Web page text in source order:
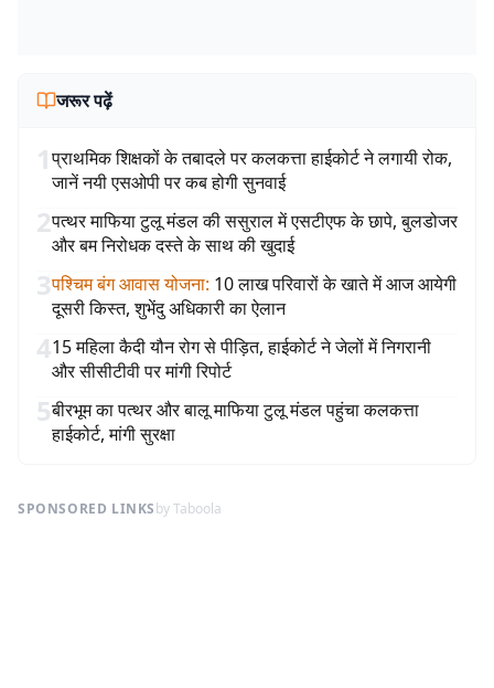
जरूर पढ़ें
1प्राथमिक शिक्षकों के तबादले पर कलकत्ता हाईकोर्ट ने लगायी रोक,
जानें नयी एसओपी पर कब होगी सुनवाई
2पत्थर माफिया टुलू मंडल की ससुराल में एसटीएफ के छापे, बुलडोजर
और बम निरोधक दस्ते के साथ की खुदाई
3पश्चिम बंग आवास योजना: 10 लाख परिवारों के खाते में आज आयेगी
दूसरी किस्त, शुभेंदु अधिकारी का ऐलान
415 महिला कैदी यौन रोग से पीड़ित, हाईकोर्ट ने जेलों में निगरानी
और सीसीटीवी पर मांगी रिपोर्ट
5बीरभूम का पत्थर और बालू माफिया टुलू मंडल पहुंचा कलकत्ता
हाईकोर्ट, मांगी सुरक्षा
SPONSORED LINKSby Taboola